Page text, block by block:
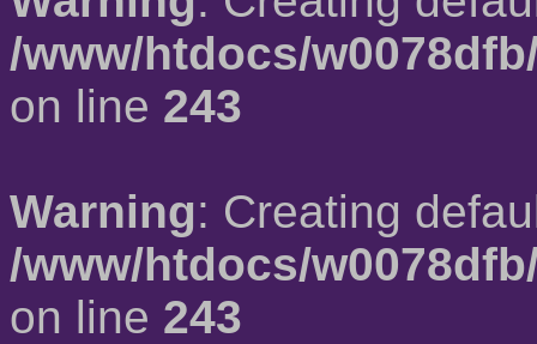
/www/htdocs/
on line 243
Warning: Creating
/www/htdocs/
on line 243